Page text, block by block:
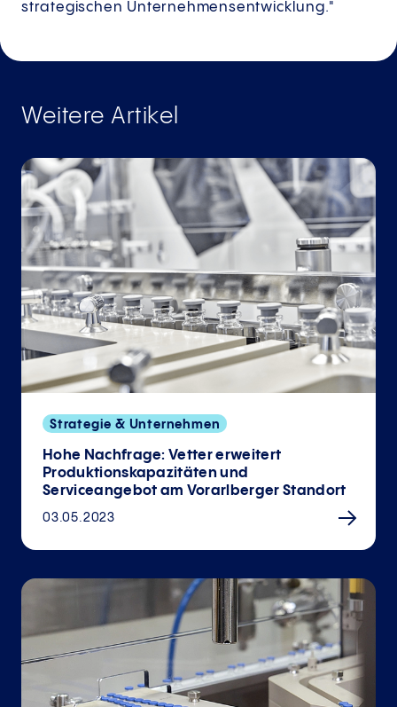
strategischen Unternehmensentwicklung."
Weitere Artikel
Strategie & Unternehmen
Hohe Nachfrage: Vetter erweitert
Produktionskapazitäten und
Serviceangebot am Vorarlberger Standort
03.05.2023